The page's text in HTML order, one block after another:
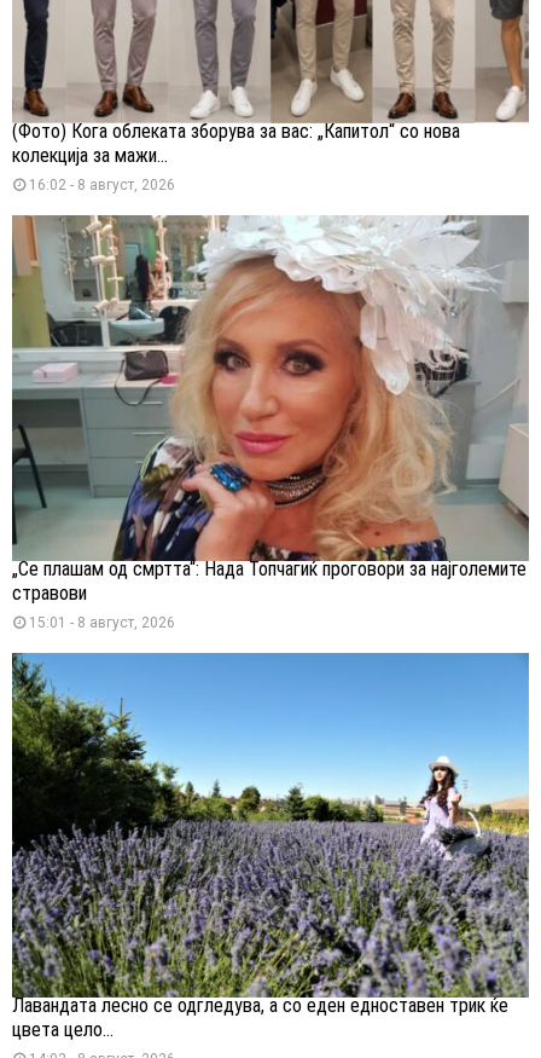
(Фото) Кога облеката зборува за вас: „Капитол“ со нова
колекција за мажи...
16:02 - 8 август, 2026
„Се плашам од смртта“: Нада Топчагиќ проговори за најголемите
стравови
15:01 - 8 август, 2026
Лавандата лесно се одгледува, а со еден едноставен трик ќе
цвета цело...